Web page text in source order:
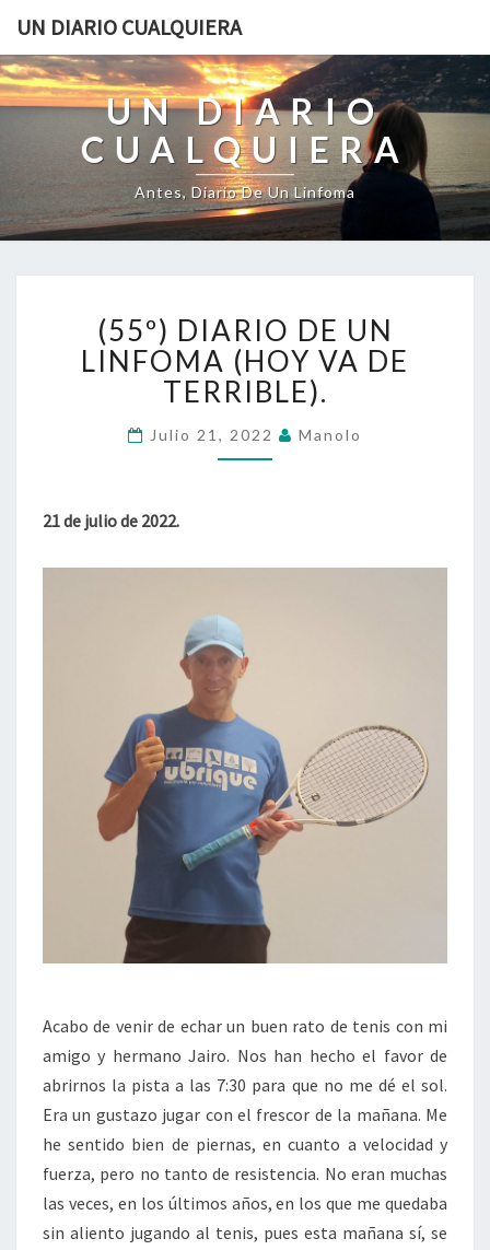
UN DIARIO CUALQUIERA
UN DIARIO
CUALQUIERA
Antes, Diario De Un Linfoma
DIARIO
DE
UN
LINFOMA
(HOY
(55º) DIARIO DE UN
LINFOMA (HOY VA DE
TERRIBLE).
Julio 21, 2022 Manolo
21 de julio de 2022.
Acabo de venir de echar un buen rato de tenis con mi
amigo y hermano Jairo. Nos han hecho el favor de
abrirnos la pista a las 7:30 para que no me dé el sol.
Era un gustazo jugar con el frescor de la mañana. Me
he sentido bien de piernas, en cuanto a velocidad y
fuerza, pero no tanto de resistencia. No eran muchas
las veces, en los últimos años, en los que me quedaba
sin aliento jugando al tenis, pues esta mañana sí, se